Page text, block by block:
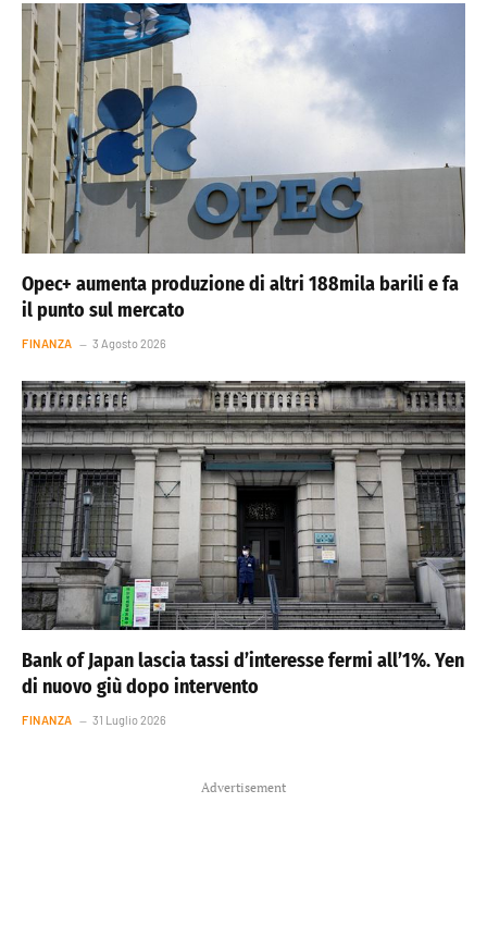
Opec+ aumenta produzione di altri 188mila barili e fa
il punto sul mercato
FINANZA 3 Agosto 2026
Bank of Japan lascia tassi d’interesse fermi all’1%. Yen
di nuovo giù dopo intervento
FINANZA 31 Luglio 2026
Advertisement